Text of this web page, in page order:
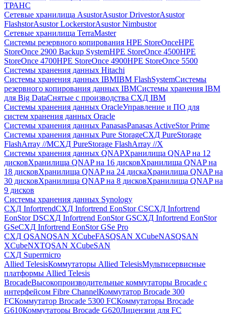
ТРАНС
Сетевые хранилища AsustorAsustor DrivestorAsustor
FlashstorAsustor LockerstorAsustor Nimbustor
Сетевые хранилища TerraMaster
Системы резервного копирования HPE StoreOnceHPE
StoreOnce 2900 Backup SystemHPE StoreOnce 4500HPE
StoreOnce 4700HPE StoreOnce 4900HPE StoreOnce 5500
Системы хранения данных Hitachi
Системы хранения данных IBMIBM FlashSystemСистемы
резервного копирования данных IBMСистемы хранения IBM
для Big DataСнятые с производства СХД IBM
Системы хранения данных OracleУправление и ПО для
систем хранения данных Oracle
Системы хранения данных PanasasPanasas ActiveStor Prime
Системы хранения данных Pure StorageСХД PureStorage
FlashArray //MСХД PureStorage FlashArray //X
Системы хранения данных QNAPХранилища QNAP на 12
дисковХранилища QNAP на 16 дисковХранилища QNAP на
18 дисковХранилища QNAP на 24 дискаХранилища QNAP на
30 дисковХранилища QNAP на 8 дисковХранилища QNAP на
9 дисков
Системы хранения данных Synology
СХД InfortrendСХД Infortrend EonStor CSСХД Infortrend
EonStor DSСХД Infortrend EonStor GSСХД Infortrend EonStor
GSeСХД Infortrend EonStor GSe Pro
СХД QSANQSAN XCubeFASQSAN XCubeNASQSAN
XCubeNXTQSAN XCubeSAN
СХД Supermicro
Allied TelesisКоммутаторы Allied TelesisМультисервисные
платформы Allied Telesis
BrocadeВысокопроизводительные коммутаторы Brocade с
интерфейсом Fibre ChannelКоммутатор Brocade 300
FCКоммутатор Brocade 5300 FCКоммутаторы Brocade
G610Коммутаторы Brocade G620Лицензии для FC